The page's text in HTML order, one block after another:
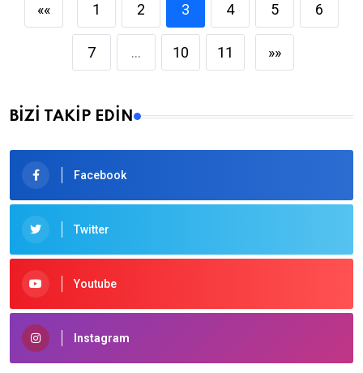
«« 1 2 3 4 5 6
7 ... 10 11 »»
BİZİ TAKİP EDİN
Facebook
Twitter
Youtube
Instagram